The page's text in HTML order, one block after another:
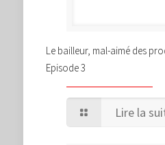
Le bailleur, mal-aimé des
Episode 3
Lire la